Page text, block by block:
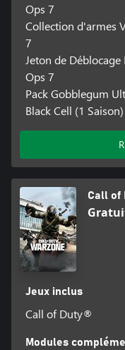
Ops 7
Collection d'armes
7
Jeton de
Ops 7
Pack Gobblegum
Black Cell (1
Call of
Jeux inclus
Call of Duty®
Modules